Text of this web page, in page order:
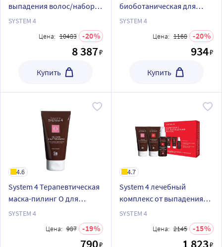
выпадения волос/набор
макси/шампунь 500
мл+сыворотка 500 мл/
SYSTEM 4
Цена: 10483 20
8 387₽
Купить
биоботаническая для
кожи головы и всех типов
SYSTEM 4
Цена: 1168 20
934₽
Купить
4.6
System 4 Терапевтическая
маска-пилинг O для
глубокого очищения кожи
головы и нормализации
микрофлоры Система 4 75
SYSTEM 4
Цена: 987 19
790₽
4.7
System 4 лечебный
комплекс от выпадения
волос набор мини Система
4 шампунь 75 мл + маска 75
мл + сыворотка 50 мл
SYSTEM 4
Цена: 2145 15
1 823₽